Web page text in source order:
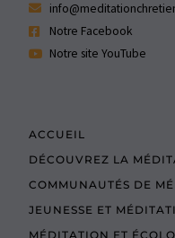
Notre Facebook
Notre site YouTube
ACCUEIL
DÉCOUVREZ LA
COMMUNAUTÉS DE
JEUNESSE ET
MÉDITATION ET